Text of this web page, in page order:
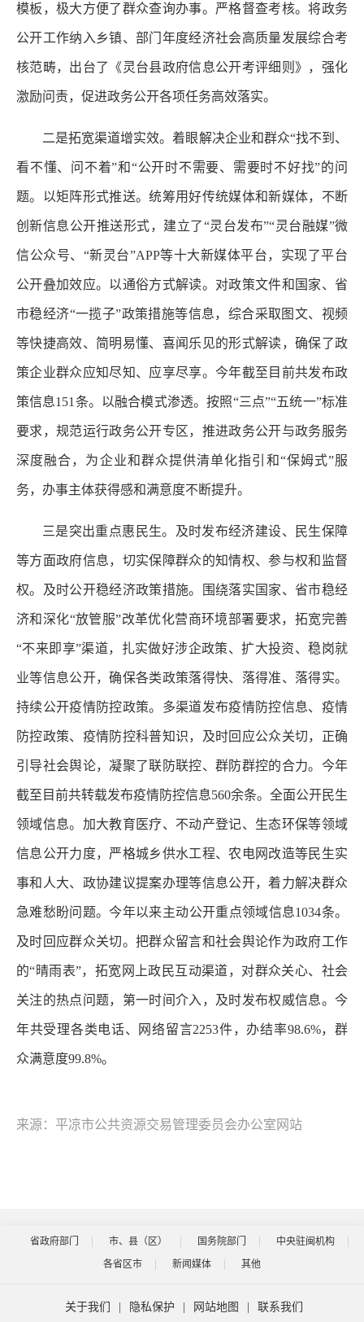
模板，极大方便了群众查询办事。严格督查考核。将政务
公开工作纳入乡镇、部门年度经济社会高质量发展综合考
核范畴，出台了《灵台县政府信息公开考评细则》，强化
激励问责，促进政务公开各项任务高效落实。
二是拓宽渠道增实效。着眼解决企业和群众“找不到、
看不懂、问不着”和“公开时不需要、需要时不好找”的问
题。以矩阵形式推送。统筹用好传统媒体和新媒体，不断
创新信息公开推送形式，建立了“灵台发布”“灵台融媒”微
信公众号、“新灵台”APP等十大新媒体平台，实现了平台
公开叠加效应。以通俗方式解读。对政策文件和国家、省
市稳经济“一揽子”政策措施等信息，综合采取图文、视频
等快捷高效、简明易懂、喜闻乐见的形式解读，确保了政
策企业群众应知尽知、应享尽享。今年截至目前共发布政
策信息151条。以融合模式渗透。按照“三点”“五统一”标准
要求，规范运行政务公开专区，推进政务公开与政务服务
深度融合，为企业和群众提供清单化指引和“保姆式”服
务，办事主体获得感和满意度不断提升。
三是突出重点惠民生。及时发布经济建设、民生保障
等方面政府信息，切实保障群众的知情权、参与权和监督
权。及时公开稳经济政策措施。围绕落实国家、省市稳经
济和深化“放管服”改革优化营商环境部署要求，拓宽完善
“不来即享”渠道，扎实做好涉企政策、扩大投资、稳岗就
业等信息公开，确保各类政策落得快、落得准、落得实。
持续公开疫情防控政策。多渠道发布疫情防控信息、疫情
防控政策、疫情防控科普知识，及时回应公众关切，正确
引导社会舆论，凝聚了联防联控、群防群控的合力。今年
截至目前共转载发布疫情防控信息560余条。全面公开民生
领域信息。加大教育医疗、不动产登记、生态环保等领域
信息公开力度，严格城乡供水工程、农电网改造等民生实
事和人大、政协建议提案办理等信息公开，着力解决群众
急难愁盼问题。今年以来主动公开重点领域信息1034条。
及时回应群众关切。把群众留言和社会舆论作为政府工作
的“晴雨表”，拓宽网上政民互动渠道，对群众关心、社会
关注的热点问题，第一时间介入，及时发布权威信息。今
年共受理各类电话、网络留言2253件，办结率98.6%，群
众满意度99.8%。
来源：平凉市公共资源交易管理委员会办公室网站
省政府部门 市、县（区） 国务院部门
中央驻闽机构
各省区市
新闻媒体 其他
关于我们 隐私保护 网站地图
联系我们